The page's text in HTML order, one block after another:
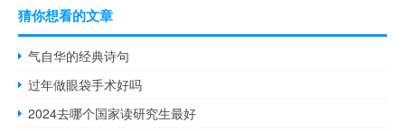
猜你想看的文章
气自华的经典诗句
过年做眼袋手术好吗
2024去哪个国家读研究生最好